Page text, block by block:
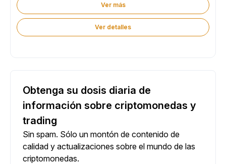
Ver más
Ver detalles
Obtenga su dosis diaria de
información sobre criptomonedas y
trading
Sin spam. Sólo un montón de contenido de
calidad y actualizaciones sobre el mundo de las
criptomonedas.